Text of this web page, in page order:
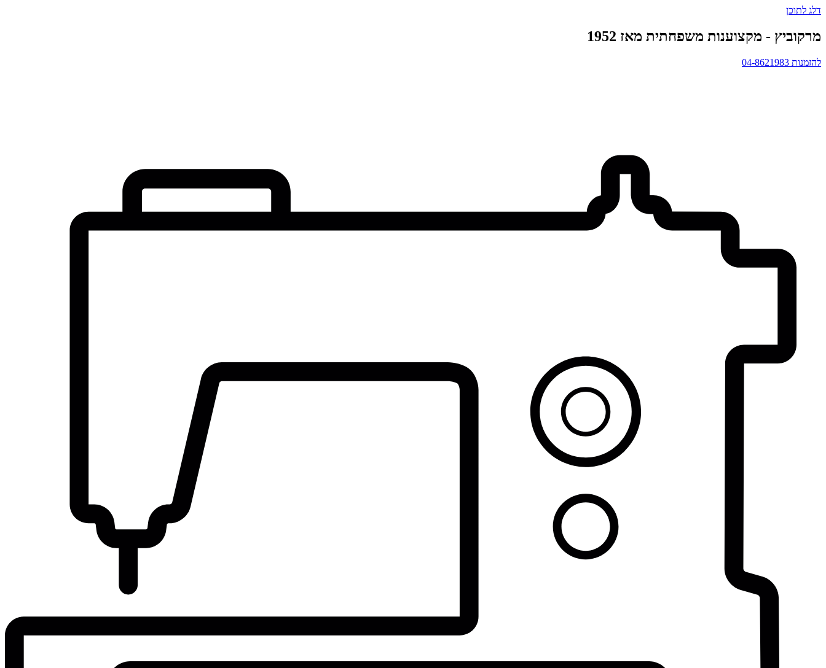
דלג לתוכן
מרקוביץ - מקצוענות משפחתית מאז 1952
להזמנות 04-8621983